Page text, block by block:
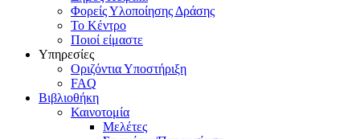
Φορείς Υλοποίησης Δράσης
Το Κέντρο
Ποιοί είμαστε
Υπηρεσίες
Οριζόντια Υποστήριξη
FAQ
Βιβλιοθήκη
Καινοτομία
Μελέτες